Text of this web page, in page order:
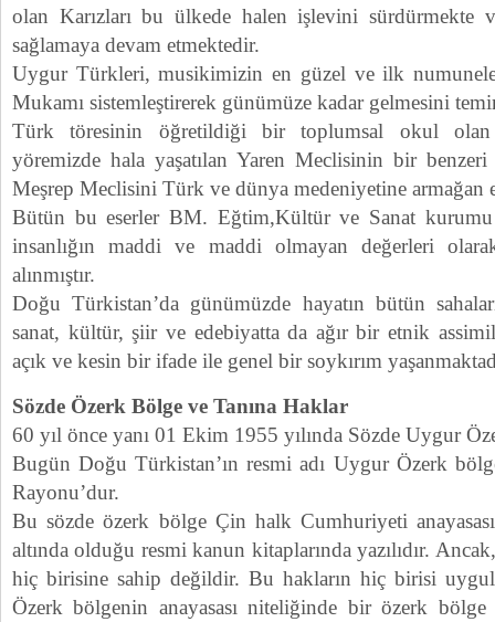
olan Karızları bu ülkede halen işlevini sürdürmekte
sağlamaya devam etmektedir.
Uygur Türkleri, musikimizin en güzel ve ilk
Mukamı sistemleştirerek günümüze kadar gelmesini
Türk töresinin öğretildiği bir toplumsal okul olan
yöremizde hala yaşatılan Yaren Meclisinin bir
Meşrep Meclisini Türk ve dünya medeniyetine armağan
Bütün bu eserler BM. Eğtim,Kültür ve Sanat kurumu
insanlığın maddi ve maddi olmayan değerleri
alınmıştır.
Doğu Türkistan’da günümüzde hayatın bütün
sanat, kültür, şiir ve edebiyatta da ağır bir etnik
açık ve kesin bir ifade ile genel bir soykırım
Sözde Özerk Bölge ve Tanına Haklar
60 yıl önce yanı 01 Ekim 1955 yılında Sözde Uygur
Bugün Doğu Türkistan’ın resmi adı Uygur Özerk
Rayonu’dur.
Bu sözde özerk bölge Çin halk Cumhuriyeti
altında olduğu resmi kanun kitaplarında yazılıdır.
hiç birisine sahip değildir. Bu hakların hiç birisi
Özerk bölgenin anayasası niteliğinde bir özerk